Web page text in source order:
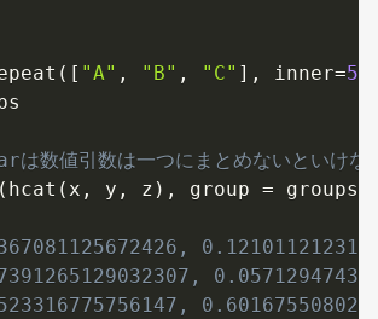
( [ "A" , "B" , "C" ] , inner=5
数値引数は一つにまとめないといけな
( hcat ( x , y , z ) , group = groups